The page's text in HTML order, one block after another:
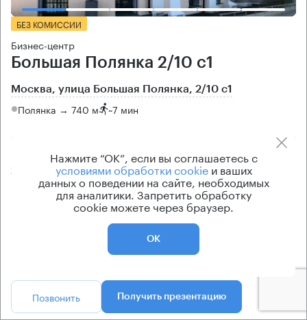
БЕЗ КОМИССИИ
Бизнес-центр
Большая Полянка 2/10 с1
Москва, улица Большая Полянка, 2/10 с1
Полянка → 740 м ~7 мин
Площадь особняка
2500 кв.м
Цена продажи
по запросу
Класс особняка Вентиляция
приточно-вытяжная
Позвонить Получить презентацию
Нажмите “ОК”, если вы соглашаетесь с
условиями обработки cookieи ваших
данных о поведении на сайте, необходимых
для аналитики. Запретить обработку
cookie можете через браузер.
ОК